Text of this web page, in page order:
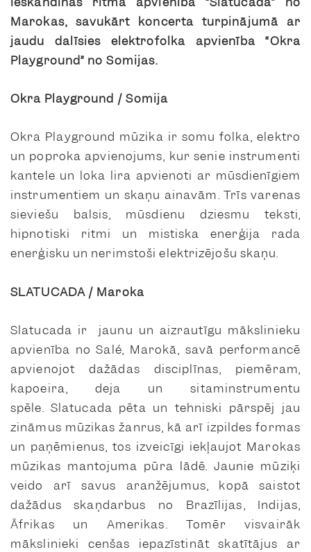
Marokas, savukārt koncerta turpinājumā ar
jaudu dalīsies elektrofolka apvienība “Okra
Playground” no Somijas.
Okra Playground / Somija
Okra Playground mūzika ir somu folka, elektro
un poproka apvienojums, kur senie instrumenti
kantele un loka lira apvienoti ar mūsdienīgiem
instrumentiem un skaņu ainavām. Trīs varenas
sieviešu balsis, mūsdienu dziesmu teksti,
hipnotiski ritmi un mistiska enerģija rada
enerģisku un nerimstoši elektrizējošu skaņu.
SLATUCADA / Maroka
Slatucada ir jaunu un aizrautīgu mākslinieku
apvienība no Salé, Marokā, savā performancē
apvienojot dažādas disciplīnas, piemēram,
kapoeira, deja un sitaminstrumentu
spēle. Slatucada pēta un tehniski pārspēj jau
zināmus mūzikas žanrus, kā arī izpildes formas
un paņēmienus, tos izveicīgi iekļaujot Marokas
mūzikas mantojuma pūra lādē. Jaunie mūziķi
veido arī savus aranžējumus, kopā saistot
dažādus skaņdarbus no Brazīlijas, Indijas,
Āfrikas un Amerikas. Tomēr visvairāk
mākslinieki cenšas iepazīstināt skatītājus ar